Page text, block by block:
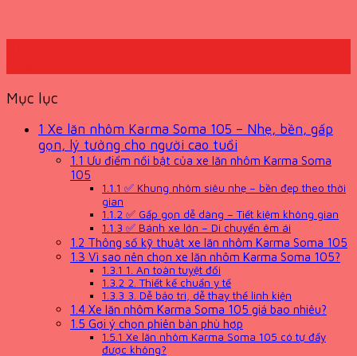
Mục lục
1 Xe lăn nhôm Karma Soma 105 – Nhẹ, bền, gấp
gọn, lý tưởng cho người cao tuổi
1.1 Ưu điểm nổi bật của xe lăn nhôm Karma Soma
105
1.1.1 ✅ Khung nhôm siêu nhẹ – bền đẹp theo thời
gian
1.1.2 ✅ Gấp gọn dễ dàng – Tiết kiệm không gian
1.1.3 ✅ Bánh xe lớn – Di chuyển êm ái
1.2 Thông số kỹ thuật xe lăn nhôm Karma Soma 105
1.3 Vì sao nên chọn xe lăn nhôm Karma Soma 105?
1.3.1 1. An toàn tuyệt đối
1.3.2 2. Thiết kế chuẩn y tế
1.3.3 3. Dễ bảo trì, dễ thay thế linh kiện
1.4 Xe lăn nhôm Karma Soma 105 giá bao nhiêu?
1.5 Gợi ý chọn phiên bản phù hợp
1.5.1 Xe lăn nhôm Karma Soma 105 có tự đẩy
được không?